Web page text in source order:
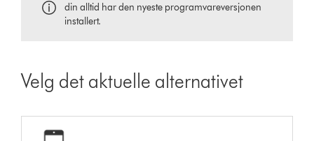
din alltid har den nyeste programvareversjonen
installert.
Velg det aktuelle alternativet